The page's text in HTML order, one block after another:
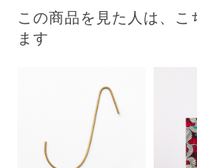
この商品を見た人は、
ます